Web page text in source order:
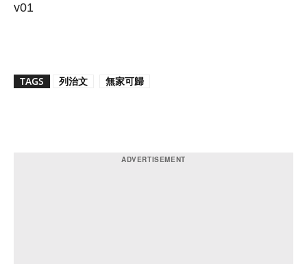
v01
TAGS 列治文 無家可歸